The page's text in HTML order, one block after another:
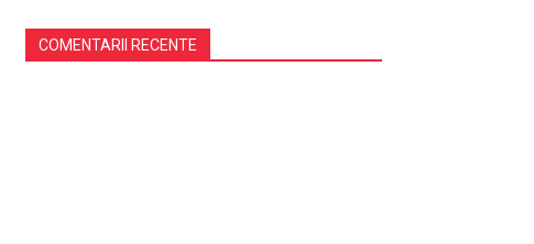
COMENTARII RECENTE